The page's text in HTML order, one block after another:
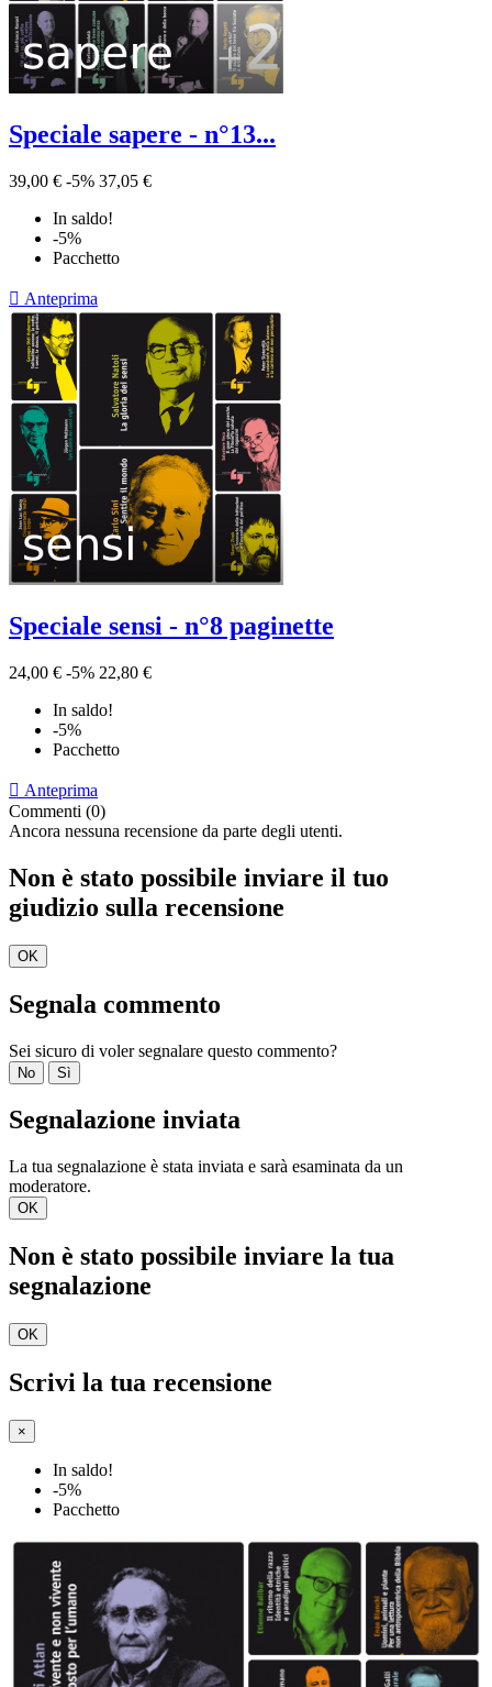
Speciale sapere - n°13...
39,00 € -5% 37,05 €
In saldo!
-5%
Pacchetto
 Anteprima
Speciale sensi - n°8 paginette
24,00 € -5% 22,80 €
In saldo!
-5%
Pacchetto
 Anteprima
Commenti (0)
Ancora nessuna recensione da parte degli utenti.
Non è stato possibile inviare il tuo
giudizio sulla recensione
OK
Segnala commento
Sei sicuro di voler segnalare questo commento?
No Sì
Segnalazione inviata
La tua segnalazione è stata inviata e sarà esaminata da un
moderatore.
OK
Non è stato possibile inviare la tua
segnalazione
OK
Scrivi la tua recensione
×
In saldo!
-5%
Pacchetto